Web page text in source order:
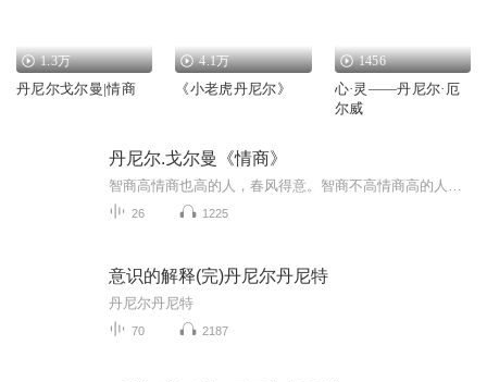
1.3万
丹尼尔戈尔曼|情商
4.1万
《小老虎丹尼尔》
1456
心·灵——丹尼尔·厄
尔威
丹尼尔.戈尔曼《情商》
26 1225
意识的解释(完)丹尼尔丹尼特
丹尼尔丹尼特
70 2187